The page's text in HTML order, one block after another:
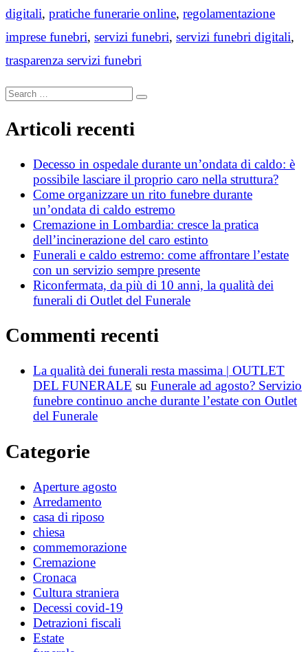
digitali, pratiche funerarie online, regolamentazione
imprese funebri, servizi funebri, servizi funebri digitali,
trasparenza servizi funebri
Search
Search
Articoli recenti
Decesso in ospedale durante un’ondata di caldo: è
possibile lasciare il proprio caro nella struttura?
Come organizzare un rito funebre durante
un’ondata di caldo estremo
Cremazione in Lombardia: cresce la pratica
dell’incinerazione del caro estinto
Funerali e caldo estremo: come affrontare l’estate
con un servizio sempre presente
Riconfermata, da più di 10 anni, la qualità dei
funerali di Outlet del Funerale
Commenti recenti
La qualità dei funerali resta massima | OUTLET
DEL FUNERALE su Funerale ad agosto? Servizio
funebre continuo anche durante l’estate con Outlet
del Funerale
Categorie
Aperture agosto
Arredamento
casa di riposo
chiesa
commemorazione
Cremazione
Cronaca
Cultura straniera
Decessi covid-19
Detrazioni fiscali
Estate